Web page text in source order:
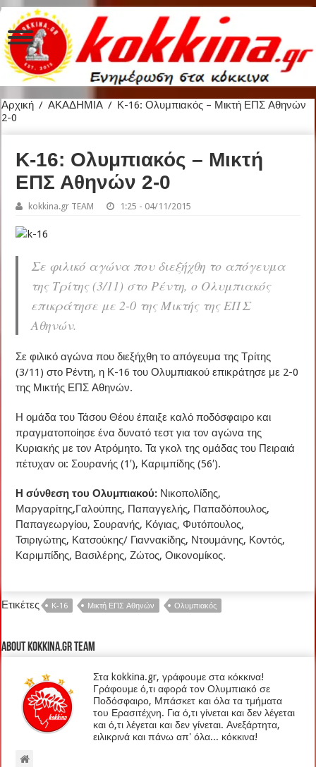
Αρχική / ΑΚΑΔΗΜΙΑ / Κ-16: Ολυμπιακός – Μικτή ΕΠΣ Αθηνών
2-0
Κ-16: Ολυμπιακός – Μικτή
ΕΠΣ Αθηνών 2-0
kokkina.gr TEAM 1:25 - 04/11/2015
Σε φιλικό αγώνα που διεξήχθη το απόγευμα
της Τρίτης (3/11) στο Ρέντη, ο Ολυμπιακός
επικράτησε με 2-0 της Μικτής της ΕΠΣ
Αθηνών.
Σε φιλικό αγώνα που διεξήχθη το απόγευμα της Τρίτης
(3/11) στο Ρέντη, η Κ-16 του Ολυμπιακού επικράτησε με 2-0
της Μικτής ΕΠΣ Αθηνών.
Η ομάδα του Τάσου Θέου έπαιξε καλό ποδόσφαιρο και
πραγματοποίησε ένα δυνατό τεστ για τον αγώνα της
Κυριακής με τον Ατρόμητο. Τα γκολ της ομάδας του Πειραιά
πέτυχαν οι: Σουρανής (1′), Καριμπίδης (56′).
Η σύνθεση του Ολυμπιακού: Νικοπολίδης,
Μαργαρίτης,Γαλούπης, Παπαγγελής, Παπαδόπουλος,
Παπαγεωργίου, Σουρανής, Κόγιας, Φυτόπουλος,
Τσιριγώτης, Κατσούκης/ Γιαννακίδης, Ντουμάνης, Κοντός,
Καριμπίδης, Βασιλέρης, Ζώτος, Οικονομίκος.
Ετικέτες Κ-16 Μικτή ΕΠΣ Αθηνών Ολυμπιακός
About kokkina.gr TEAM
Στα kokkina.gr, γράφουμε στα κόκκινα!
Γράφουμε ό,τι αφορά τον Ολυμπιακό σε
Ποδόσφαιρο, Μπάσκετ και όλα τα τμήματα
του Ερασιτέχνη. Για ό,τι γίνεται και δεν λέγεται
και ό,τι λέγεται και δεν γίνεται. Ανεξάρτητα,
ειλικρινά και πάνω απ' όλα... κόκκινα!